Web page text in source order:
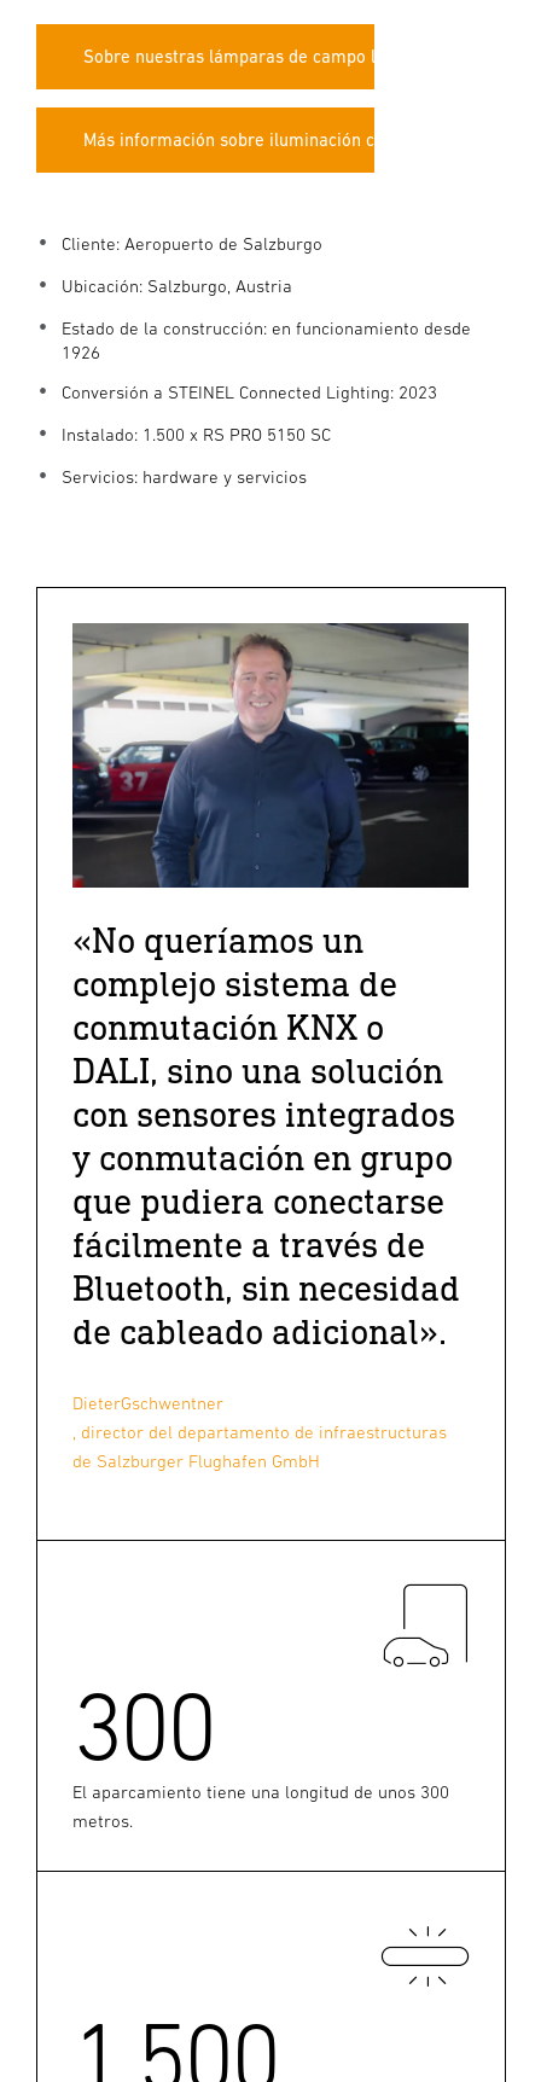
Sobre nuestras lámparas de campo largo
Más información sobre iluminación conectada
Cliente: Aeropuerto de Salzburgo
Ubicación: Salzburgo, Austria
Estado de la construcción: en funcionamiento desde
1926
Conversión a STEINEL Connected Lighting: 2023
Instalado: 1.500 x RS PRO 5150 SC
Servicios: hardware y servicios
«No queríamos un
complejo sistema de
conmutación KNX o
DALI, sino una solución
con sensores integrados
y conmutación en grupo
que pudiera conectarse
fácilmente a través de
Bluetooth, sin necesidad
de cableado adicional».
DieterGschwentner
, director del departamento de infraestructuras
de Salzburger Flughafen GmbH
300
El aparcamiento tiene una longitud de unos 300
metros.
1.500